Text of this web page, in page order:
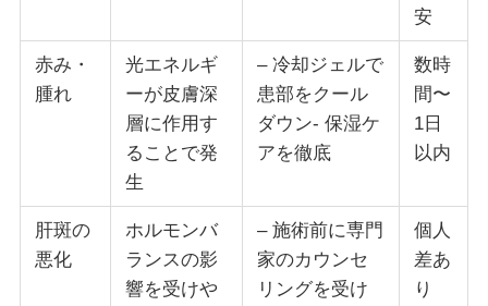
安
赤み・
腫れ
光エネルギ
ーが皮膚深
層に作用す
ることで発
生
– 冷却ジェルで
患部をクール
ダウン- 保湿ケ
アを徹底
数時
間〜
1日
以内
肝斑の
悪化
ホルモンバ
ランスの影
響を受けや
– 施術前に専門
家のカウンセ
リングを受け
個人
差あ
り